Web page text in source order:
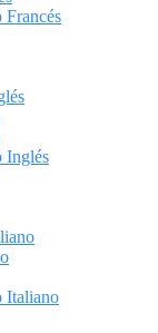
Francés
Inglés
Italiano